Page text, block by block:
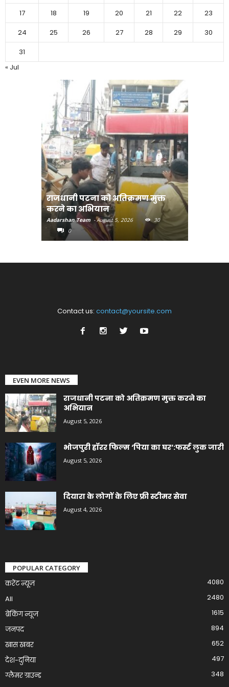
17
18 19 20 21 22
23
24
25 26 27 28 29
30
31
« Jul
राजधानी पटना को अतिक्रमण मुक्त
करने का अभियान
Aadarshan Team - August 5, 2026
30
0
Contact us: contact@yoursite.com
EVEN MORE NEWS
राजधानी पटना को अतिक्रमण मुक्त करने का
अभियान
August 5, 2026
भोजपुरी हॉरर फिल्म ‘पिया का घर’:फर्स्ट लुक जारी
August 5, 2026
दियारा के लोगों के लिए फ्री स्टीमर सेवा
August 4, 2026
POPULAR CATEGORY
करेंट न्यूज़
4080
All
2480
ब्रेकिंग न्यूज
1615
जनपद
894
खास खबर
652
देश-दुनिया
497
ग्लैमर ग्राउन्ड
348